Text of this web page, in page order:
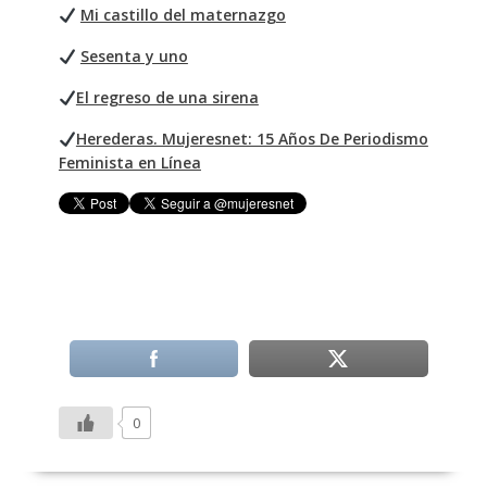
Mi castillo del maternazgo
Sesenta y uno
El regreso de una sirena
Herederas. Mujeresnet: 15 Años De Periodismo
Feminista en Línea
0